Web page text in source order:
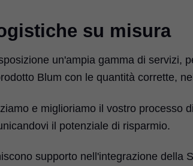
su misura
un'ampia gamma di servizi,
Blum con le quantità corrette,
e miglioriamo il vostro processo
il potenziale di risparmio.
supporto nell'integrazione della